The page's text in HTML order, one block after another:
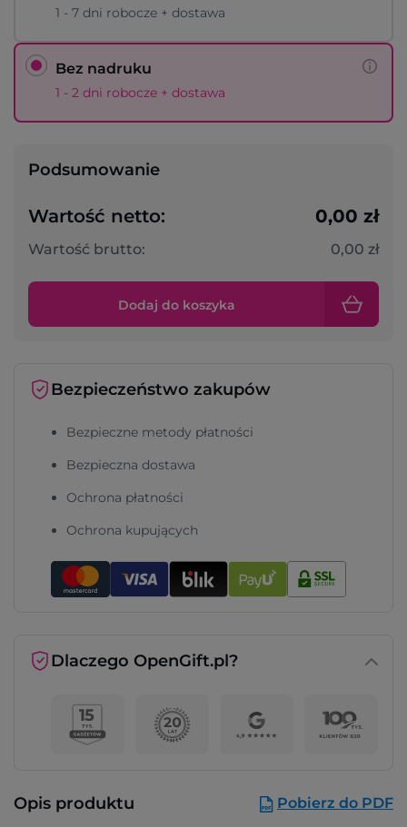
1 - 7 dni robocze + dostawa
Bez nadruku
1 - 2 dni robocze + dostawa
Podsumowanie
Wartość netto: 0,00 zł
Wartość brutto: 0,00 zł
Dodaj do koszyka
Bezpieczeństwo zakupów
Bezpieczne metody płatności
Bezpieczna dostawa
Ochrona płatności
Ochrona kupujących
Dlaczego OpenGift.pl?
Opis produktu Pobierz do PDF